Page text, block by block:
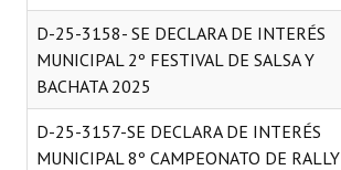
D-25-3158- SE DECLARA DE INTERÉS
MUNICIPAL 2º FESTIVAL DE SALSA Y
BACHATA 2025
D-25-3157-SE DECLARA DE INTERÉS
MUNICIPAL 8º CAMPEONATO DE RALLY